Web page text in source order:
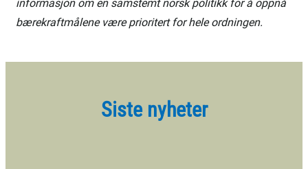
bærekraftmålene være prioritert for hele ordningen.
Siste nyheter